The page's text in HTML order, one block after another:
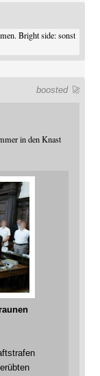
Bright side: sonst
boosted 🚀
in den Knast